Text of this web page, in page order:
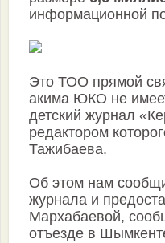
информационной
Это ТОО прямой
акима ЮКО не
детский журнал
редактором
Тажибаева.
Об этом нам
журнала и
Мархабаевой,
отъезде в